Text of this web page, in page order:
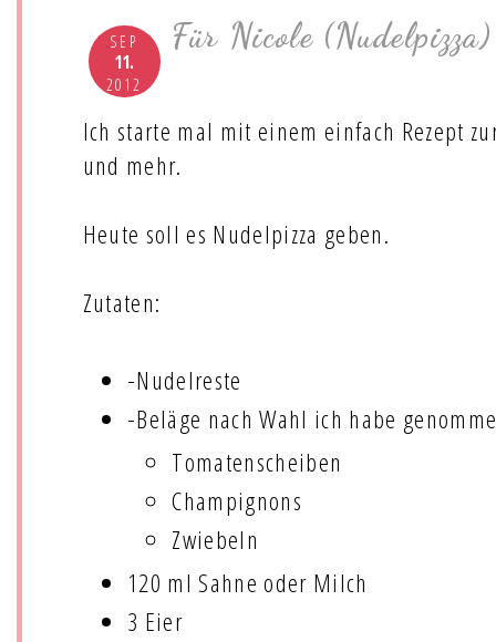
SEP
11.
2012
Für Nicole (Nudelpizza)
Ich starte mal mit einem einfach Rezept
und mehr.
Heute soll es Nudelpizza geben.
Zutaten:
-Nudelreste
-Beläge nach Wahl ich habe
Tomatenscheiben
Champignons
Zwiebeln
120 ml Sahne oder Milch
3 Eier